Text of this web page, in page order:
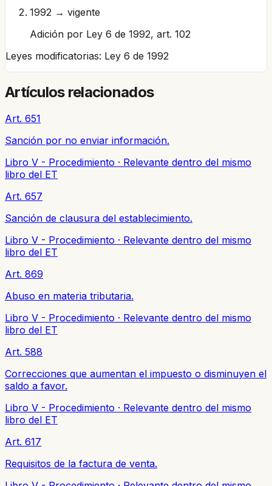
1992 → vigente
Adición por Ley 6 de 1992, art. 102
Leyes modificatorias: Ley 6 de 1992
Artículos relacionados
Art. 651
Sanción por no enviar información.
Libro V - Procedimiento · Relevante dentro del mismo
libro del ET
Art. 657
Sanción de clausura del establecimiento.
Libro V - Procedimiento · Relevante dentro del mismo
libro del ET
Art. 869
Abuso en materia tributaria.
Libro V - Procedimiento · Relevante dentro del mismo
libro del ET
Art. 588
Correcciones que aumentan el impuesto o disminuyen el
saldo a favor.
Libro V - Procedimiento · Relevante dentro del mismo
libro del ET
Art. 617
Requisitos de la factura de venta.